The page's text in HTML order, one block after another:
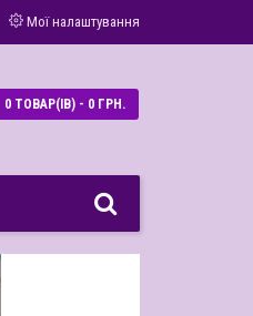
Мої налаштування
0 ТОВАР(ІВ) - 0 ГРН.